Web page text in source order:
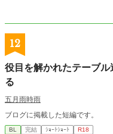
12
役目を解かれたテーブ
る
五月雨時雨
ブログに掲載した短編です。
BL 完結 ｼｮｰﾄｼｮｰﾄ R18